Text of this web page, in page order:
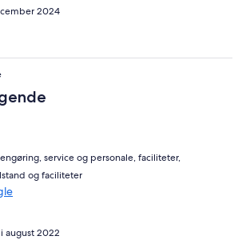
2024
service og personale, faciliteter,
og faciliteter
august 2022